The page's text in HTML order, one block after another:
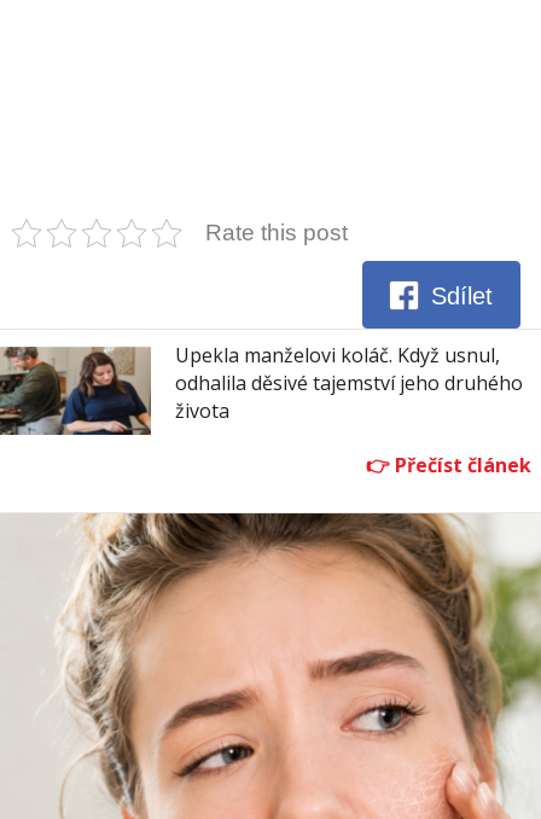
Rate this post
Sdílet
Upekla manželovi koláč. Když usnul,
odhalila děsivé tajemství jeho druhého
života